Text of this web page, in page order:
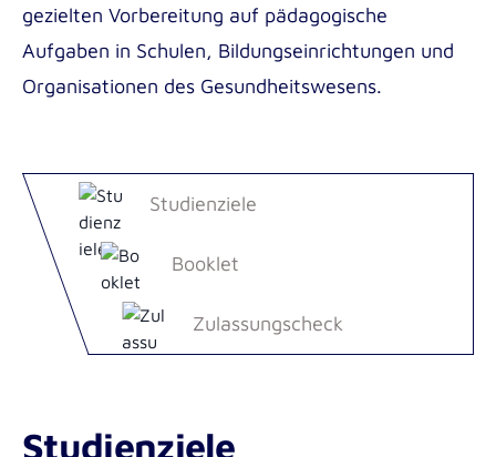
gezielten Vorbereitung auf pädagogische
Aufgaben in Schulen, Bildungseinrichtungen und
Organisationen des Gesundheitswesens.
Studienziele
Booklet
Zulassungscheck
Studienziele